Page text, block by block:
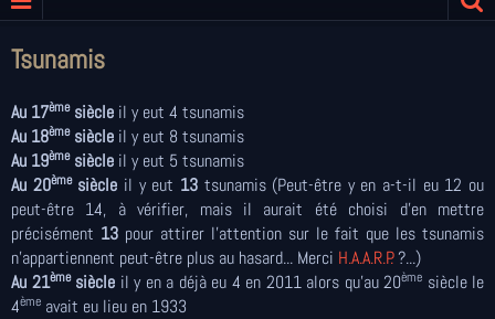
Tsunamis
Au 17èmesiècle il y eut 4 tsunamis
Au 18èmesiècle il y eut 8 tsunamis
Au 19èmesiècle il y eut 5 tsunamis
Au 20èmesiècle il y eut 13tsunamis (Peut-être y en a-t-il eu 12 ou
peut-être 14, à vérifier, mais il aurait été choisi d'en mettre
précisément 13 pour attirer l'attention sur le fait que les tsunamis
n'appartiennent peut-être plus au hasard... Merci H.A.A.R.P.?...)
Au 21èmesiècle il y en a déjà eu 4 en 2011 alors qu’au 20ème siècle le
4ème avait eu lieu en 1933